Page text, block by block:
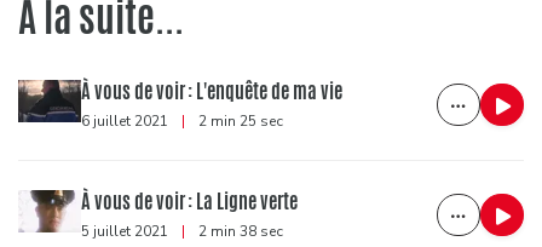
A la suite...
À vous de voir : L'enquête de ma vie
6 juillet 2021 | 2 min 25 sec
À vous de voir : La Ligne verte
5 juillet 2021 | 2 min 38 sec